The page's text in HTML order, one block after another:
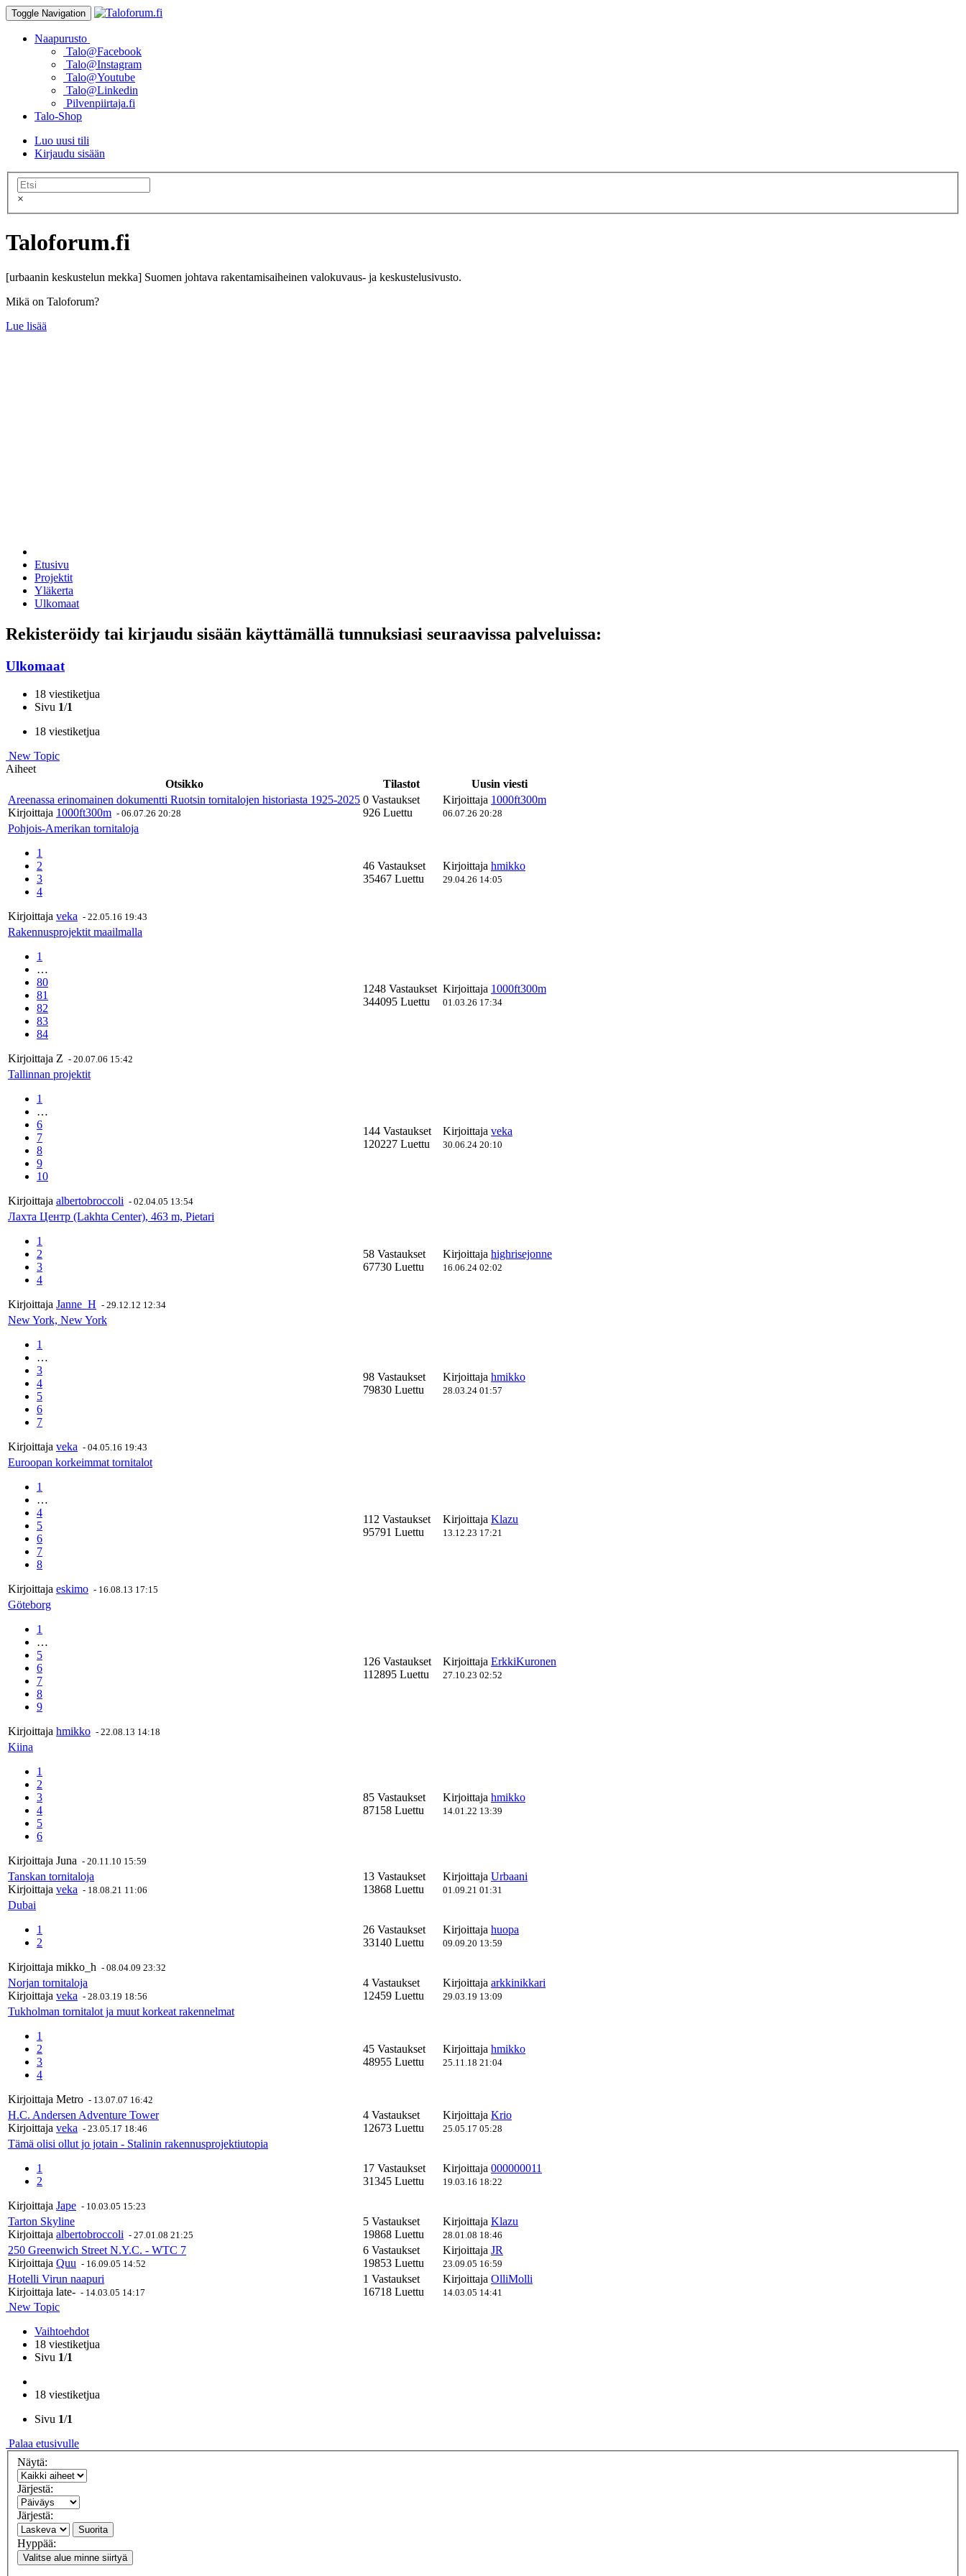
Toggle Navigation
Naapurusto
Talo@Facebook
Talo@Instagram
Talo@Youtube
Talo@Linkedin
Pilvenpiirtaja.fi
Talo-Shop
Luo uusi tili
Kirjaudu sisään
×
Taloforum.fi
[urbaanin keskustelun mekka] Suomen johtava rakentamisaiheinen valokuvaus- ja keskustelusivusto.
Mikä on Taloforum?
Lue lisää
Etusivu
Projektit
Yläkerta
Ulkomaat
Rekisteröidy tai kirjaudu sisään käyttämällä tunnuksiasi seuraavissa palveluissa:
Ulkomaat
18 viestiketjua
Sivu 1/1
18 viestiketjua
New Topic
Aiheet
Otsikko
Tilastot
Uusin viesti
Areenassa erinomainen dokumentti Ruotsin tornitalojen historiasta 1925-2025
Kirjoittaja 1000ft300m - 06.07.26 20:28
0 Vastaukset
926 Luettu
Kirjoittaja 1000ft300m
06.07.26 20:28
Pohjois-Amerikan tornitaloja
1
2
3
4
Kirjoittaja veka - 22.05.16 19:43
46 Vastaukset
35467 Luettu
Kirjoittaja hmikko
29.04.26 14:05
Rakennusprojektit maailmalla
1
…
80
81
82
83
84
Kirjoittaja Z - 20.07.06 15:42
1248 Vastaukset
344095 Luettu
Kirjoittaja 1000ft300m
01.03.26 17:34
Tallinnan projektit
1
…
6
7
8
9
10
Kirjoittaja albertobroccoli - 02.04.05 13:54
144 Vastaukset
120227 Luettu
Kirjoittaja veka
30.06.24 20:10
Лахта Центр (Lakhta Center), 463 m, Pietari
1
2
3
4
Kirjoittaja Janne_H - 29.12.12 12:34
58 Vastaukset
67730 Luettu
Kirjoittaja highrisejonne
16.06.24 02:02
New York, New York
1
…
3
4
5
6
7
Kirjoittaja veka - 04.05.16 19:43
98 Vastaukset
79830 Luettu
Kirjoittaja hmikko
28.03.24 01:57
Euroopan korkeimmat tornitalot
1
…
4
5
6
7
8
Kirjoittaja eskimo - 16.08.13 17:15
112 Vastaukset
95791 Luettu
Kirjoittaja Klazu
13.12.23 17:21
Göteborg
1
…
5
6
7
8
9
Kirjoittaja hmikko - 22.08.13 14:18
126 Vastaukset
112895 Luettu
Kirjoittaja ErkkiKuronen
27.10.23 02:52
Kiina
1
2
3
4
5
6
Kirjoittaja Juna - 20.11.10 15:59
85 Vastaukset
87158 Luettu
Kirjoittaja hmikko
14.01.22 13:39
Tanskan tornitaloja
Kirjoittaja veka - 18.08.21 11:06
13 Vastaukset
13868 Luettu
Kirjoittaja Urbaani
01.09.21 01:31
Dubai
1
2
Kirjoittaja mikko_h - 08.04.09 23:32
26 Vastaukset
33140 Luettu
Kirjoittaja huopa
09.09.20 13:59
Norjan tornitaloja
Kirjoittaja veka - 28.03.19 18:56
4 Vastaukset
12459 Luettu
Kirjoittaja arkkinikkari
29.03.19 13:09
Tukholman tornitalot ja muut korkeat rakennelmat
1
2
3
4
Kirjoittaja Metro - 13.07.07 16:42
45 Vastaukset
48955 Luettu
Kirjoittaja hmikko
25.11.18 21:04
H.C. Andersen Adventure Tower
Kirjoittaja veka - 23.05.17 18:46
4 Vastaukset
12673 Luettu
Kirjoittaja Krio
25.05.17 05:28
Tämä olisi ollut jo jotain - Stalinin rakennusprojektiutopia
1
2
Kirjoittaja Jape - 10.03.05 15:23
17 Vastaukset
31345 Luettu
Kirjoittaja 000000011
19.03.16 18:22
Tarton Skyline
Kirjoittaja albertobroccoli - 27.01.08 21:25
5 Vastaukset
19868 Luettu
Kirjoittaja Klazu
28.01.08 18:46
250 Greenwich Street N.Y.C. - WTC 7
Kirjoittaja Quu - 16.09.05 14:52
6 Vastaukset
19853 Luettu
Kirjoittaja JR
23.09.05 16:59
Hotelli Virun naapuri
Kirjoittaja late- - 14.03.05 14:17
1 Vastaukset
16718 Luettu
Kirjoittaja OlliMolli
14.03.05 14:41
New Topic
Vaihtoehdot
18 viestiketjua
Sivu 1/1
18 viestiketjua
Sivu 1/1
Palaa etusivulle
Näytä:
Järjestä:
Järjestä:
Suorita
Hyppää:
Valitse alue minne siirtyä